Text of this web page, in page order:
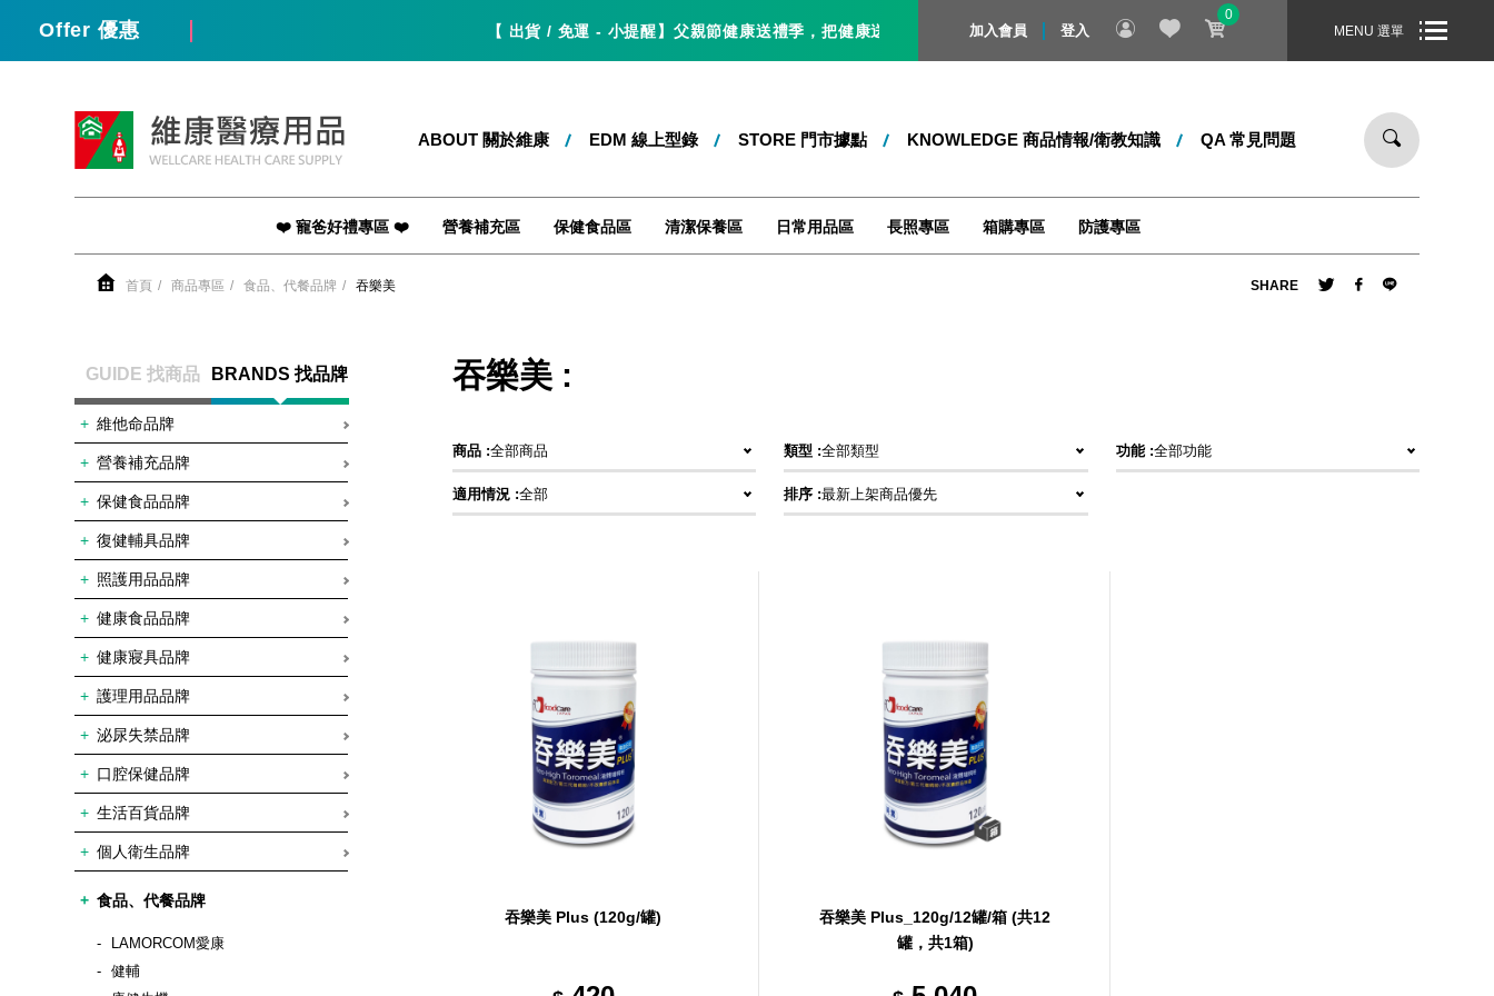
Offer 優惠 【 出貨 / 免運 - 小提醒】父親節健康送禮季，把健康送給爸爸，就是最好的父親節禮物！即日起 ～ 8/31 止，全站消費滿 1000 元，即享
加入會員 登入
0
MENU 選單
ABOUT 關於維康
EDM 線上型錄 STORE 門市據點 KNOWLEDGE 商品情報/衛教知識 QA 常見問題
❤️ 寵爸好禮專區 ❤️ 營養補充區 保健食品區 清潔保養區 日常用品區 長照專區 箱購專區 防護專區
首頁 商品專區 食品、代餐品牌 吞樂美 SHARE
GUIDE 找商品 BRANDS 找品牌
維他命品牌
營養補充品牌
保健食品品牌
復健輔具品牌
照護用品品牌
健康食品品牌
健康寢具品牌
護理用品品牌
泌尿失禁品牌
口腔保健品牌
生活百貨品牌
個人衛生品牌
食品、代餐品牌
LAMORCOM愛康
健輔
吞樂美 :
商品 :全部商品 類型 :全部類型 功能 :全部功能
適用情況 :全部 排序 :最新上架商品優先
吞樂美 Plus (120g/罐)
吞樂美 Plus_120g/12罐/箱 (共12
罐，共1箱)